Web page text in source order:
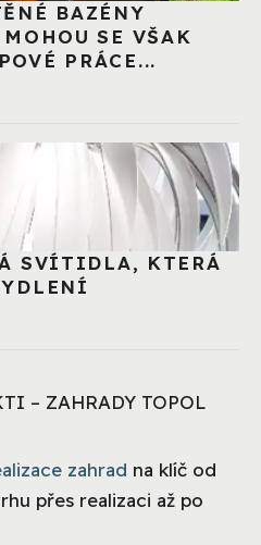
BAZÉNY
SE VŠAK
PRÁCE...
SVÍTIDLA, KTERÁ
– ZAHRADY TOPOL
zahrad na klíč od
přes realizaci až po